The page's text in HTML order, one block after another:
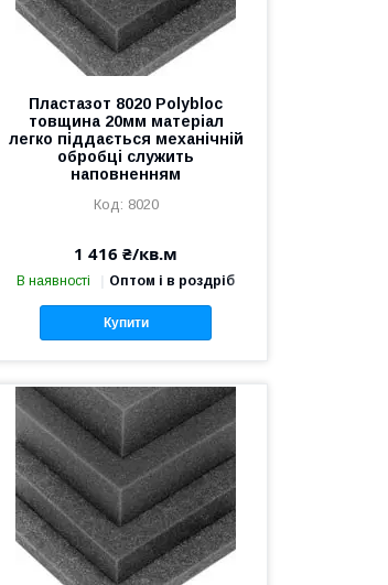
Пластазот 8020 Polybloc
товщина 20мм матеріал
легко піддається механічній
обробці служить
наповненням
8020
1 416 ₴/кв.м
В наявності Оптом і в роздріб
Купити